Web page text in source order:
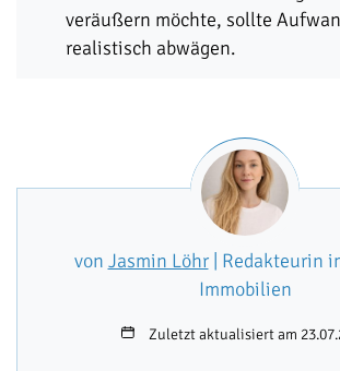
veräußern möchte, sollte
realistisch abwägen.
von Jasmin Löhr| Redakteurin
Immobilien
Zuletzt aktualisiert am